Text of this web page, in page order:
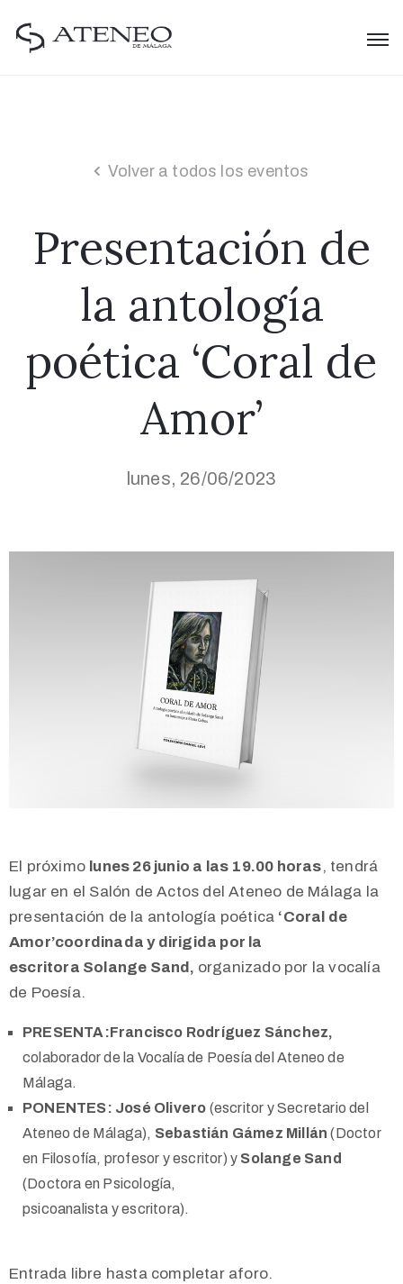
Volver a todos los eventos
Presentación de
la antología
poética ‘Coral de
Amor’
lunes, 26/06/2023
El próximo lunes 26 junio a las 19.00 horas, tendrá
lugar en el Salón de Actos del Ateneo de Málaga la
presentación de la antología poética ‘Coral de
Amor’coordinada y dirigida por la
escritora Solange Sand, organizado por la vocalía
de Poesía.
PRESENTA:Francisco Rodríguez Sánchez,
colaborador de la Vocalía de Poesía del Ateneo de
Málaga.
PONENTES: José Olivero (escritor y Secretario del
Ateneo de Málaga), Sebastián Gámez Millán (Doctor
en Filosofía, profesor y escritor) y Solange Sand
(Doctora en Psicología,
psicoanalista y escritora).
Entrada libre hasta completar aforo.